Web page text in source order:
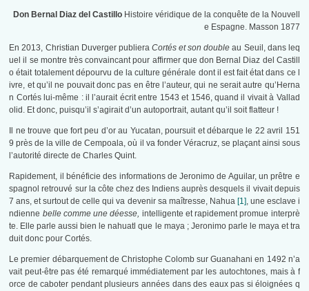
Don Bernal Diaz del Castillo Histoire véridique de la conquête de la Nouvell
e Espagne. Masson 1877
En 2013, Christian Duverger publieraCortés et son double au Seuil, dans leq
uel il se montre très convaincant pour affirmer que don Bernal Diaz del Castill
o était totalement dépourvu de la culture générale dont il est fait état dans ce l
ivre, et qu’il ne pouvait donc pas en être l’auteur, qui ne serait autre qu’Herna
n Cortés lui-même : il l’aurait écrit entre 1543 et 1546, quand il vivait à Vallad
olid. Et donc, puisqu’il s’agirait d’un autoportrait, autant qu’il soit flatteur !
Il ne trouve que fort peu d’or au Yucatan, poursuit et débarque le 22 avril 151
9 près de la ville de Cempoala, où il va fonder Véracruz, se plaçant ainsi sous
l’autorité directe de Charles Quint.
Rapidement, il bénéficie des informations de Jeronimo de Aguilar, un prêtre e
spagnol retrouvé sur la côte chez des Indiens auprès desquels il vivait depuis
7 ans, et surtout de celle qui va devenir sa maîtresse, Nahua [1], une esclave i
ndienne belle comme une déesse, intelligente et rapidement promue interprè
te. Elle parle aussi bien le nahuatl que le maya ; Jeronimo parle le maya et tra
duit donc pour Cortés.
Le premier débarquement de Christophe Colomb sur Guanahani en 1492 n’a
vait peut-être pas été remarqué immédiatement par les autochtones, mais à f
orce de caboter pendant plusieurs années dans des eaux pas si éloignées q